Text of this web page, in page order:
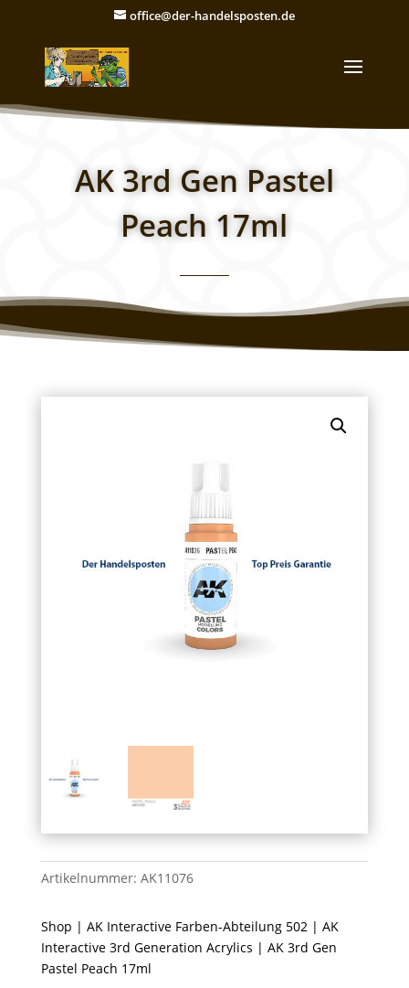
office@der-handelsposten.de
AK 3rd Gen Pastel
Peach 17ml
Artikelnummer: AK11076
Shop | AK Interactive Farben-Abteilung 502| AK
Interactive 3rd Generation Acrylics | AK 3rd Gen
Pastel Peach 17ml